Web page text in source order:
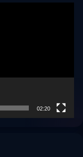
02:20